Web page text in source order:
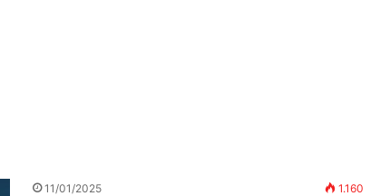
11/01/2025 1.160